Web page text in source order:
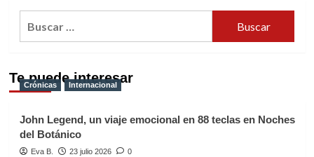
Te puede interesar
Crónicas Internacional
John Legend, un viaje emocional en 88 teclas en Noches
del Botánico
Eva B. 23 julio 2026 0